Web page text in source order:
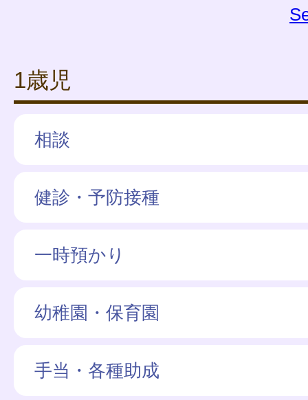
1歳児
相談
健診・予防接種
一時預かり
幼稚園・保育園
手当・各種助成